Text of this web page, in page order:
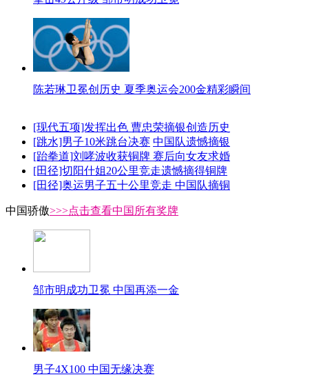
陈若琳卫冕创历史 夏季奥运会200金精彩瞬间
[现代五项]发挥出色 曹忠荣摘银创造历史
[跳水]男子10米跳台决赛 中国队遗憾摘银
[跆拳道]刘哮波收获铜牌 赛后向女友求婚
[田径]切阳什姐20公里竞走遗憾摘得铜牌
[田径]奥运男子五十公里竞走 中国队摘铜
中国骄傲>>>点击查看中国所有奖牌
邹市明成功卫冕 中国再添一金
男子4X100 中国无缘决赛